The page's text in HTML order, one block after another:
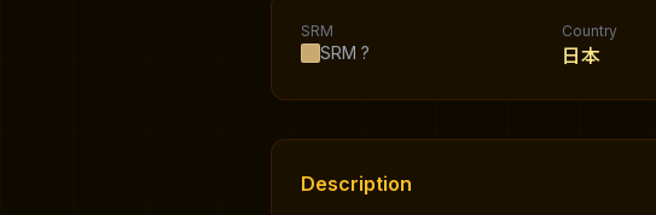
SRM
SRM ?
Country
日本
Description